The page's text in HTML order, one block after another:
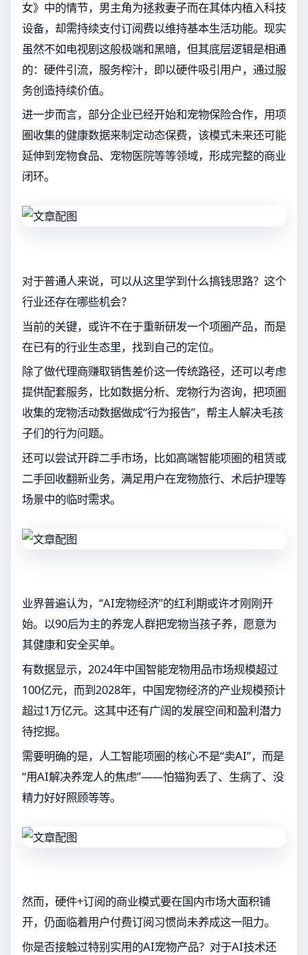
女》中的情节，男主角为拯救妻子而在其体内植入科技
设备，却需持续支付订阅费以维持基本生活功能。现实
虽然不如电视剧这般极端和黑暗，但其底层逻辑是相通
的：硬件引流，服务榨汁，即以硬件吸引用户，通过服
务创造持续价值。
进一步而言，部分企业已经开始和宠物保险合作，用项
圈收集的健康数据来制定动态保费，该模式未来还可能
延伸到宠物食品、宠物医院等等领域，形成完整的商业
闭环。
对于普通人来说，可以从这里学到什么搞钱思路？这个
行业还存在哪些机会？
当前的关键，或许不在于重新研发一个项圈产品，而是
在已有的行业生态里，找到自己的定位。
除了做代理商赚取销售差价这一传统路径，还可以考虑
提供配套服务，比如数据分析、宠物行为咨询，把项圈
收集的宠物活动数据做成“行为报告”，帮主人解决毛孩
子们的行为问题。
还可以尝试开辟二手市场，比如高端智能项圈的租赁或
二手回收翻新业务，满足用户在宠物旅行、术后护理等
场景中的临时需求。
业界普遍认为，“AI宠物经济”的红利期或许才刚刚开
始。以90后为主的养宠人群把宠物当孩子养，愿意为
其健康和安全买单。
有数据显示，2024年中国智能宠物用品市场规模超过
100亿元，而到2028年，中国宠物经济的产业规模预计
超过1万亿元。这其中还有广阔的发展空间和盈利潜力
待挖掘。
需要明确的是，人工智能项圈的核心不是“卖AI”，而是
“用AI解决养宠人的焦虑”——怕猫狗丢了、生病了、没
精力好好照顾等等。
然而，硬件+订阅的商业模式要在国内市场大面积铺
开，仍面临着用户付费订阅习惯尚未养成这一阻力。
你是否接触过特别实用的AI宠物产品？对于AI技术还